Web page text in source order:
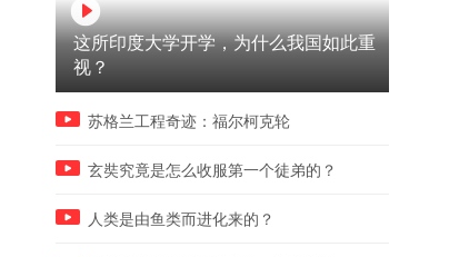
被拴住的大黄狗，下幕野猪想
夫竟然这样做，下幕姐姐直
这所印度大学开学，为什么我国如此重
视？
苏格兰工程奇迹：福尔柯克轮
玄奘究竟是怎么收服第一个徒弟的？
人类是由鱼类而进化来的？